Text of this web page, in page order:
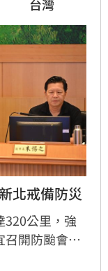
台灣
北戒備防災
320公里，強
召開防颱會
備，針對易